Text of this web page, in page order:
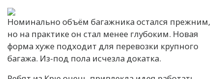
Номинально объём багажника остался прежним,
но на практике он стал менее глубоким. Новая
форма хуже подходит для перевозки крупного
багажа. Из-под пола исчезла докатка.